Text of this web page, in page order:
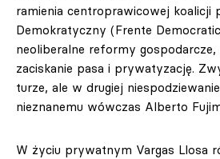
ramienia centroprawicowej koalicji
Demokratyczny (Frente
neoliberalne reformy
zaciskanie pasa i prywatyzację.
turze, ale w drugiej
nieznanemu wówczas Alberto
W życiu prywatnym Vargas Llosa